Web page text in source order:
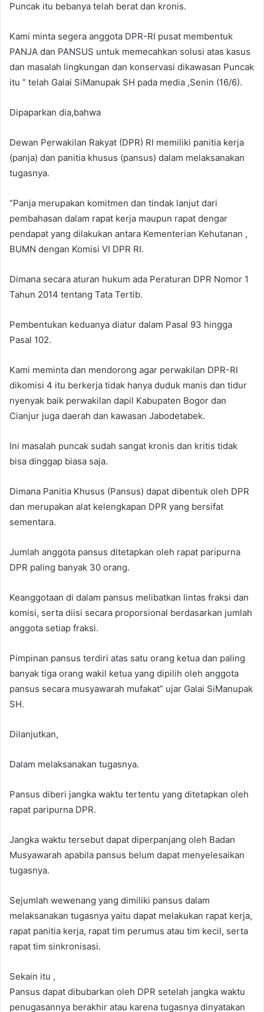
Puncak itu bebanya telah berat dan kronis.
Kami minta segera anggota DPR-RI pusat membentuk
PANJA dan PANSUS untuk memecahkan solusi atas kasus
dan masalah lingkungan dan konservasi dikawasan Puncak
itu ” telah Galai SiManupak SH pada media ,Senin (16/6).
Dipaparkan dia,bahwa
Dewan Perwakilan Rakyat (DPR) RI memiliki panitia kerja
(panja) dan panitia khusus (pansus) dalam melaksanakan
tugasnya.
“Panja merupakan komitmen dan tindak lanjut dari
pembahasan dalam rapat kerja maupun rapat dengar
pendapat yang dilakukan antara Kementerian Kehutanan ,
BUMN dengan Komisi VI DPR RI.
Dimana secara aturan hukum ada Peraturan DPR Nomor 1
Tahun 2014 tentang Tata Tertib.
Pembentukan keduanya diatur dalam Pasal 93 hingga
Pasal 102.
Kami meminta dan mendorong agar perwakilan DPR-RI
dikomisi 4 itu berkerja tidak hanya duduk manis dan tidur
nyenyak baik perwakilan dapil Kabupaten Bogor dan
Cianjur juga daerah dan kawasan Jabodetabek.
Ini masalah puncak sudah sangat kronis dan kritis tidak
bisa dinggap biasa saja.
Dimana Panitia Khusus (Pansus) dapat dibentuk oleh DPR
dan merupakan alat kelengkapan DPR yang bersifat
sementara.
Jumlah anggota pansus ditetapkan oleh rapat paripurna
DPR paling banyak 30 orang.
Keanggotaan di dalam pansus melibatkan lintas fraksi dan
komisi, serta diisi secara proporsional berdasarkan jumlah
anggota setiap fraksi.
Pimpinan pansus terdiri atas satu orang ketua dan paling
banyak tiga orang wakil ketua yang dipilih oleh anggota
pansus secara musyawarah mufakat” ujar Galai SiManupak
SH.
Dilanjutkan,
Dalam melaksanakan tugasnya.
Pansus diberi jangka waktu tertentu yang ditetapkan oleh
rapat paripurna DPR.
Jangka waktu tersebut dapat diperpanjang oleh Badan
Musyawarah apabila pansus belum dapat menyelesaikan
tugasnya.
Sejumlah wewenang yang dimiliki pansus dalam
melaksanakan tugasnya yaitu dapat melakukan rapat kerja,
rapat panitia kerja, rapat tim perumus atau tim kecil, serta
rapat tim sinkronisasi.
Sekain itu ,
Pansus dapat dibubarkan oleh DPR setelah jangka waktu
penugasannya berakhir atau karena tugasnya dinyatakan